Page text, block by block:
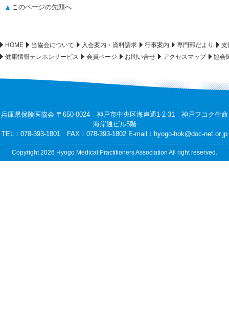
このページの先頭へ
HOME 当協会について 入会案内・資料請求 行事案内 専門部だより
支
健康情報テレホンサービス
会員ページ お問い合せ アクセスマップ 協会
兵庫県保険医協会 〒650-0024 神戸市中央区海岸通1-2-31 神戸フコク生命
海岸通ビル5階
TEL：078-393-1801 FAX：078-393-1802 E-mail： hyogo-hok@doc-net.or.jp
Copyright 2026 Hyogo Medical Practitioners Association All right reserved.